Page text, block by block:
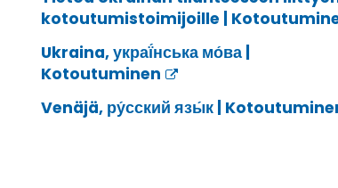
kotoutumistoimijoille |
Ukraina, украї́нська мо́ва |
Kotoutuminen
Venäjä, ру́сский язы́к |